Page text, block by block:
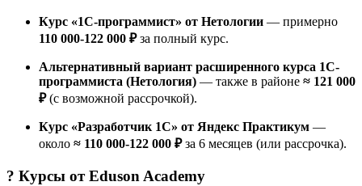
Курс «1С-программист» от Нетологии — примерно
110 000-122 000 ₽за полный курс.
Альтернативный вариант расширенного курса 1С-
программиста (Нетология) — также в районе ≈ 121 000
₽(с возможной рассрочкой).
Курс «Разработчик 1C» от Яндекс Практикум —
около ≈ 110 000-122 000 ₽за 6 месяцев (или рассрочка).
? Курсы отEduson Academy